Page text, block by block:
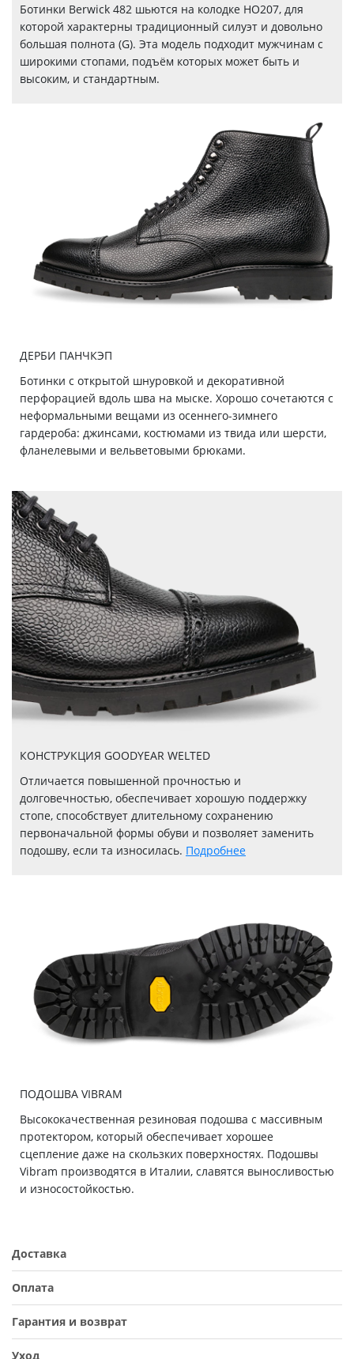
Ботинки Berwick 482 шьются на колодке НО207, для
которой характерны традиционный силуэт и довольно
большая полнота (G). Эта модель подходит мужчинам с
широкими стопами, подъём которых может быть и
высоким, и стандартным.
ДЕРБИ ПАНЧКЭП
Ботинки с открытой шнуровкой и декоративной
перфорацией вдоль шва на мыске. Хорошо сочетаются с
неформальными вещами из осеннего-зимнего
гардероба: джинсами, костюмами из твида или шерсти,
фланелевыми и вельветовыми брюками.
КОНСТРУКЦИЯ GOODYEAR WELTED
Отличается повышенной прочностью и
долговечностью, обеспечивает хорошую поддержку
стопе, способствует длительному сохранению
первоначальной формы обуви и позволяет заменить
подошву, если та износилась. Подробнее
ПОДОШВА VIBRAM
Высококачественная резиновая подошва с массивным
протектором, который обеспечивает хорошее
сцепление даже на скользких поверхностях. Подошвы
Vibram производятся в Италии, славятся выносливостью
и износостойкостью.
Доставка
Оплата
Гарантия и возврат
Уход